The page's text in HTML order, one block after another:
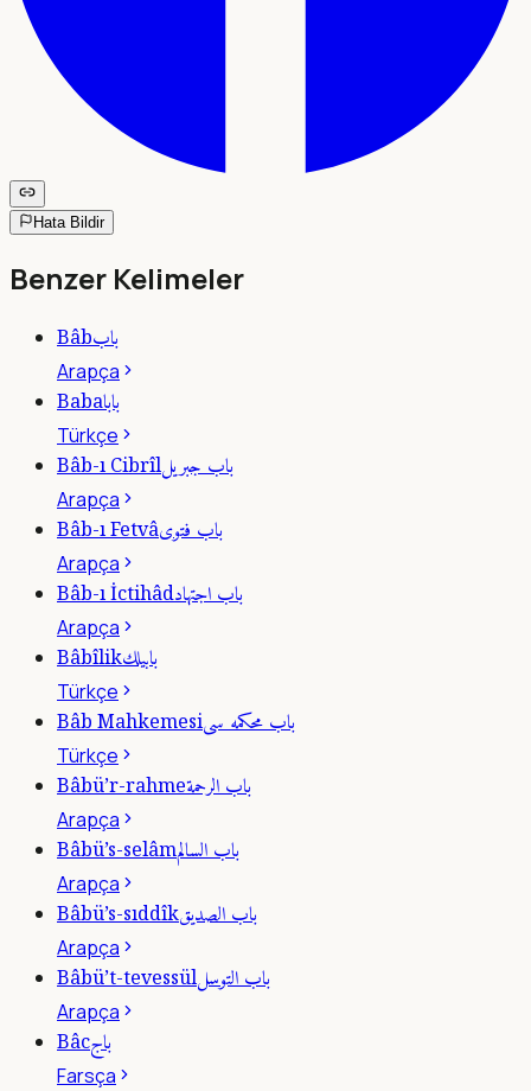
Hata Bildir
Benzer Kelimeler
Bâbباب
Arapça
Babaبابا
Türkçe
Bâb-ı Cibrîlباب جبريل
Arapça
Bâb-ı Fetvâباب فتوى
Arapça
Bâb-ı İctihâdباب اجتهاد
Arapça
Bâbîlikبابيلك
Türkçe
Bâb Mahkemesiباب محكمه سى
Türkçe
Bâbü’r-rahmeباب الرحمة
Arapça
Bâbü’s-selâmباب السالم
Arapça
Bâbü’s-sıddîkباب الصديق
Arapça
Bâbü’t-tevessülباب التوسل
Arapça
Bâcباج
Farsça